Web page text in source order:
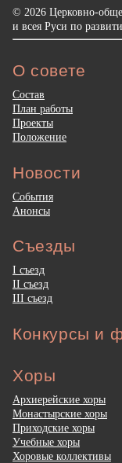
© 2026 Церковно-
и всея Руси по
О совете
Состав
План работы
Проекты
Положение
Новости
События
Анонсы
Съезды
I съезд
II съезд
III съезд
Конкурсы и
Хоры
Архиерейские хоры
Монастырские хоры
Приходские хоры
Учебные хоры
Хоровые коллективы